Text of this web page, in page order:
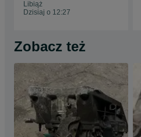
Libiąż
Dzisiaj o 12:27
Zobacz też